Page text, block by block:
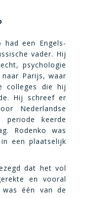
had een Engels-
vader. Hij
psychologie
Parijs, waar
colleges die hij
Hij schreef er
Nederlandse
periode keerde
Rodenko was
een plaatselijk
dat het vol
en vooral
was één van de